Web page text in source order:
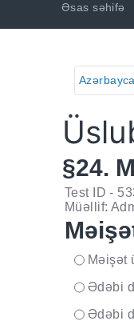
Əsas səhifə
§24.
Test ID -
Müəllif:
Məişət
Ədəbi
Ədəbi